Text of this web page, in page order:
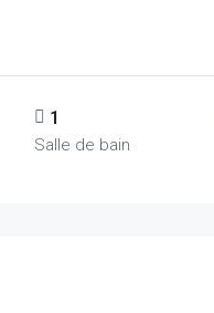
1
Salle de bain